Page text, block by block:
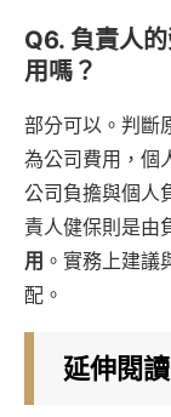
Q6. 負責人
用嗎？
部分可以。判斷
為公司費用，個
公司負擔與個人
責人健保則是由
用 。實務上建
配。
延伸閱